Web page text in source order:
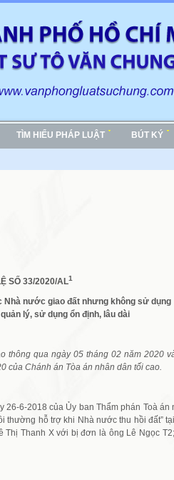
TÌM HIỂU PHÁP LUẬT BÚT KÝ
SỐ 33/2020/AL1
nước giao đất nhưng không sử dụng
lý, sử dụng ổn định, lâu dài
thông qua ngày 05 tháng 02 năm 2020
của Chánh án Tòa án nhân dân tối cao.
6-2018 của Ủy ban Thẩm phán Toà án
thường hỗ trợ khi Nhà nước thu hồi đất”
Thị Thanh X với bị đơn là ông Lê Ngọc